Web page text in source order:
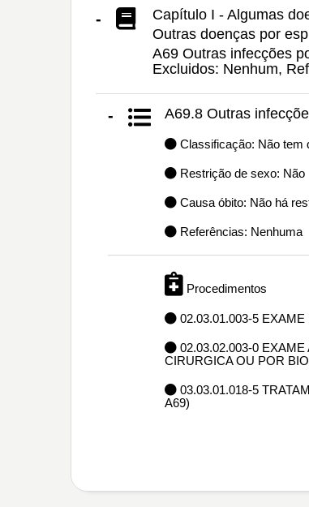
-
Capítulo I - Algumas
Outras doenças por
A69 Outras infecções
Excluidos: Nenhum,
- A69.8 Outras
Classificação: Não tem
Restrição de sexo: Não
Causa óbito: Não há
Referências: Nenhuma
Procedimentos
02.03.01.003-5
02.03.02.003-0
CIRURGICA OU POR
03.03.01.018-5
A69)